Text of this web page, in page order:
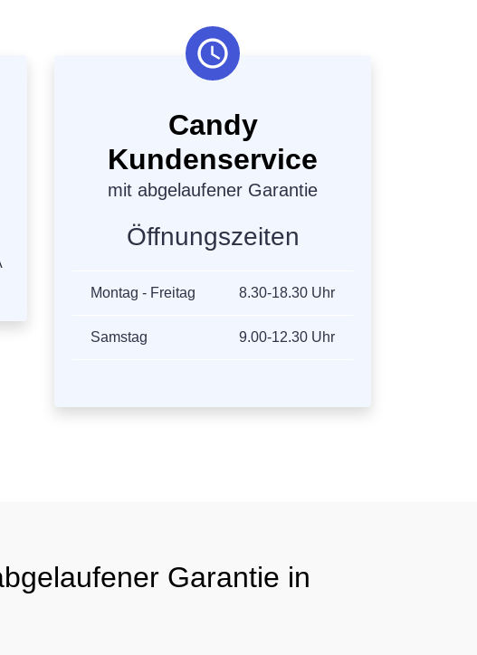
Candy
Kundenservice
mit abgelaufener Garantie
Öffnungszeiten
Montag - Freitag 8.30-18.30 Uhr
Samstag 9.00-12.30 Uhr
Garantie in